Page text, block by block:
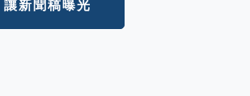
讓新聞稿曝光